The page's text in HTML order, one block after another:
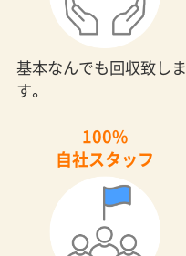
基本なんでも回収致しま
す。
100%
自社スタッフ